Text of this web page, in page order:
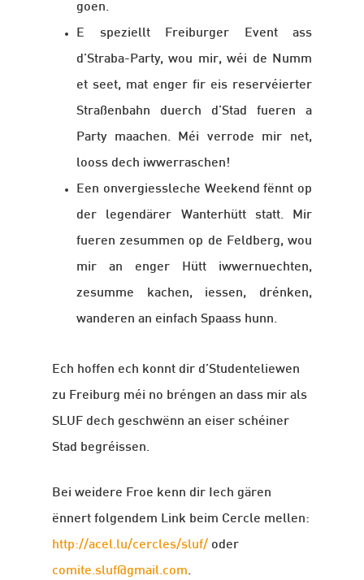
goen.
E speziellt Freiburger Event ass
d’Straba-Party, wou mir, wéi de Numm
et seet, mat enger fir eis reservéierter
Straßenbahn duerch d’Stad fueren a
Party maachen. Méi verrode mir net,
looss dech iwwerraschen!
Een onvergiessleche Weekend fënnt op
der legendärer Wanterhütt statt. Mir
fueren zesummen op de Feldberg, wou
mir an enger Hütt iwwernuechten,
zesumme kachen, iessen, drénken,
wanderen an einfach Spaass hunn.
Ech hoffen ech konnt dir d’Studenteliewen
zu Freiburg méi no bréngen an dass mir als
SLUF dech geschwënn an eiser schéiner
Stad begréissen.
Bei weidere Froe kenn dir Iech gären
ënnert folgendem Link beim Cercle mellen:
http://acel.lu/cercles/sluf/ oder
comite.sluf@gmail.com.